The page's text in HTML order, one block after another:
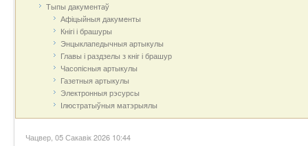
Тыпы дакументаў
Афіцыйныя дакумeнты
Кнігі і брашуры
Энцыклапедычныя артыкулы
Главы і раздзелы з кніг і брашур
Часопісныя артыкулы
Газетныя артыкулы
Электронныя рэсурсы
Ілюстратыўныя матэрыялы
Чацвер, 05 Сакавік 2026 10:44